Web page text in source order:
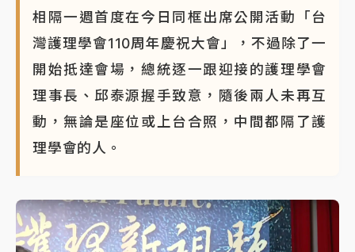
相隔一週首度在今日同框出席公開活動「台
灣護理學會110周年慶祝大會」，不過除了一
開始抵達會場，總統逐一跟迎接的護理學會
理事長、邱泰源握手致意，隨後兩人未再互
動，無論是座位或上台合照，中間都隔了護
理學會的人。